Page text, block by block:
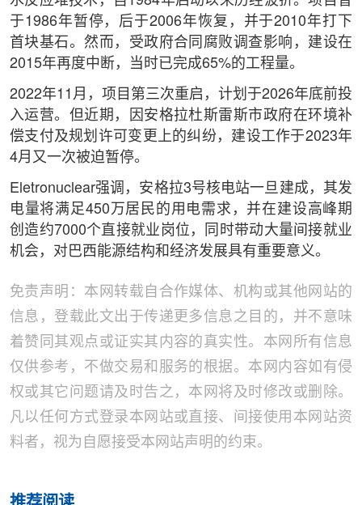
于1986年暂停，后于2006年恢复，并于2010年打下
首块基石。然而，受政府合同腐败调查影响，建设在
2015年再度中断，当时已完成65%的工程量。
2022年11月，项目第三次重启，计划于2026年底前投
入运营。但近期，因安格拉杜斯雷斯市政府在环境补
偿支付及规划许可变更上的纠纷，建设工作于2023年
4月又一次被迫暂停。
Eletronuclear强调，安格拉3号核电站一旦建成，其发
电量将满足450万居民的用电需求，并在建设高峰期
创造约7000个直接就业岗位，同时带动大量间接就业
机会，对巴西能源结构和经济发展具有重要意义。
免责声明：本网转载自合作媒体、机构或其他网站的
信息，登载此文出于传递更多信息之目的，并不意味
着赞同其观点或证实其内容的真实性。本网所有信息
仅供参考，不做交易和服务的根据。本网内容如有侵
权或其它问题请及时告之，本网将及时修改或删除。
凡以任何方式登录本网站或直接、间接使用本网站资
料者，视为自愿接受本网站声明的约束。